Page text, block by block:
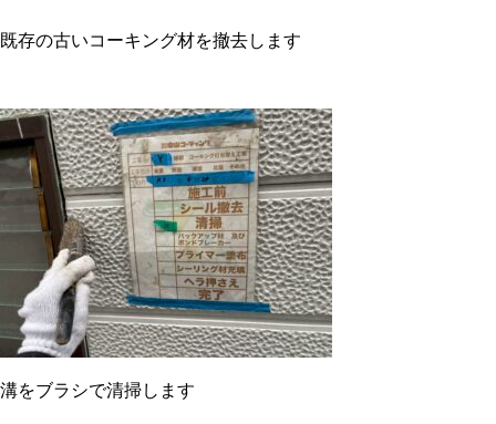
既存の古いコーキング材を撤去します
溝をブラシで清掃します